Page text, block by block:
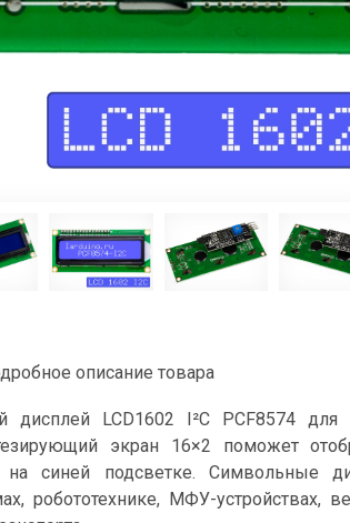
описание товара
дисплей LCD1602 I²C PCF8574
экран 16×2 поможет
синей подсветке. Символьные
робототехнике, МФУ-устройствах,